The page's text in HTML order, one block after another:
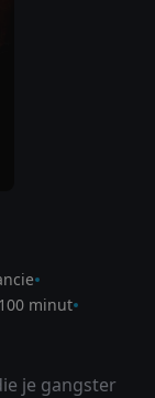
100 minut
je gangster